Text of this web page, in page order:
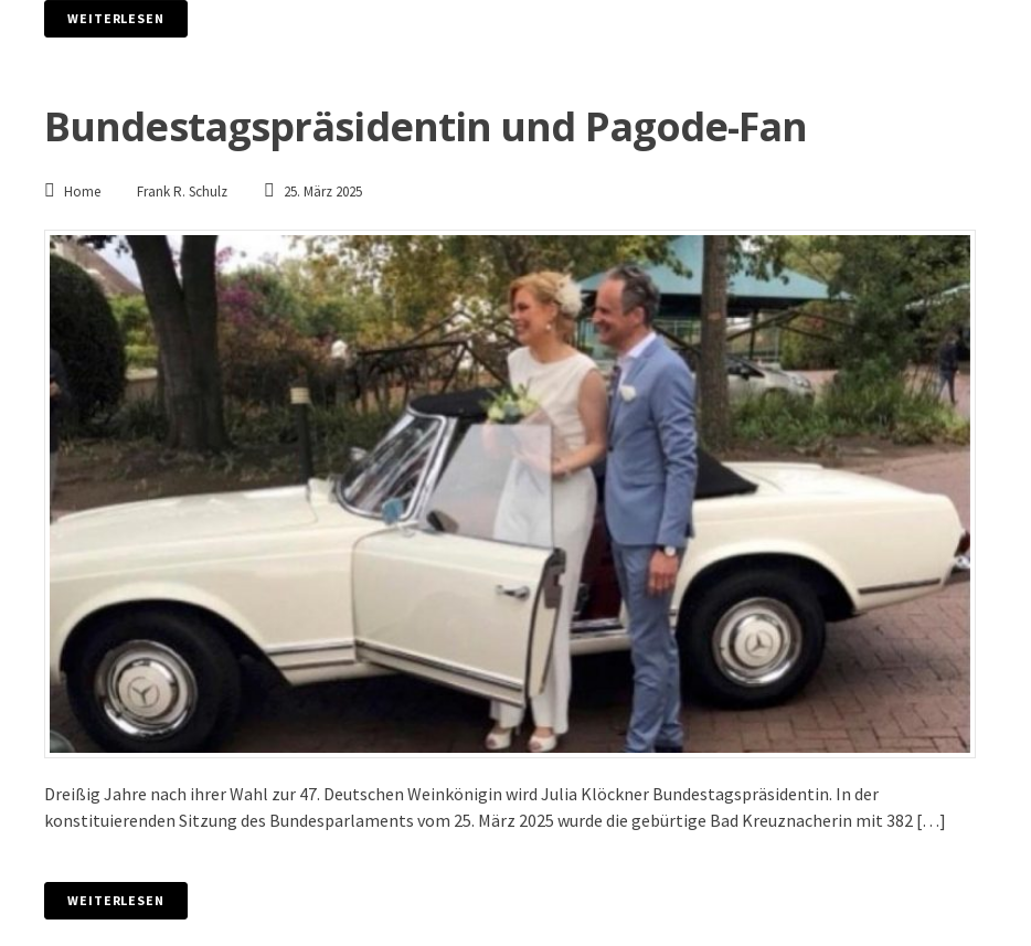
WEITERLESEN
Bundestagspräsidentin und Pagode-Fan
Home Frank R. Schulz 25. März 2025
Dreißig Jahre nach ihrer Wahl zur 47. Deutschen Weinkönigin wird Julia Klöckner Bundestagspräsidentin. In der
konstituierenden Sitzung des Bundesparlaments vom 25. März 2025 wurde die gebürtige Bad Kreuznacherin mit 382 […]
WEITERLESEN